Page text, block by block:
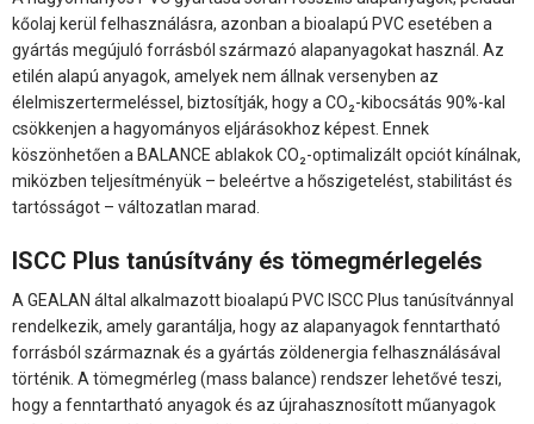
kőolaj kerül felhasználásra, azonban a bioalapú PVC esetében a
gyártás megújuló forrásból származó alapanyagokat használ. Az
etilén alapú anyagok, amelyek nem állnak versenyben az
élelmiszertermeléssel, biztosítják, hogy a CO₂-kibocsátás 90%-kal
csökkenjen a hagyományos eljárásokhoz képest. Ennek
köszönhetően a BALANCE ablakok CO₂-optimalizált opciót kínálnak,
miközben teljesítményük – beleértve a hőszigetelést, stabilitást és
tartósságot – változatlan marad.
ISCC Plus tanúsítvány és tömegmérlegelés
A GEALAN által alkalmazott bioalapú PVC ISCC Plus tanúsítvánnyal
rendelkezik, amely garantálja, hogy az alapanyagok fenntartható
forrásból származnak és a gyártás zöldenergia felhasználásával
történik. A tömegmérleg (mass balance) rendszer lehetővé teszi,
hogy a fenntartható anyagok és az újrahasznosított műanyagok